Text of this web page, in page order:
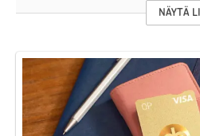
Käteisen käytön
koronapandemia, joka
NÄYTÄ